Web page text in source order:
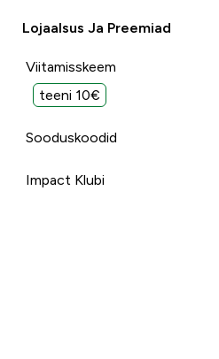
Lojaalsus Ja Preemiad
Viitamisskeem
teeni 10€
Sooduskoodid
Impact Klubi